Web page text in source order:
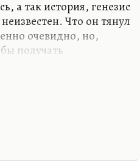
а так история, генезис
Что он тянул
очевидно, но,
получать
причинам, также
богом», чтобы его
его смерти. Или, по
как-то. У Германа
Там нужно
косметические куски, а